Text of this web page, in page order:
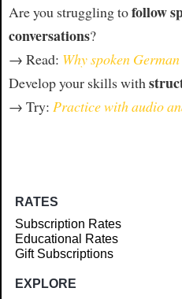
Are you struggling tofollow
conversations?
→ Read: Why spoken
Develop your skills with
→ Try: Practice with audio
RATES
Subscription Rates
Educational Rates
Gift Subscriptions
EXPLORE